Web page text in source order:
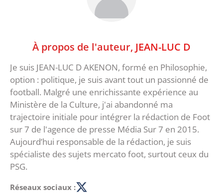
À propos de l'auteur, JEAN-LUC D
Je suis JEAN-LUC D AKENON, formé en Philosophie,
option : politique, je suis avant tout un passionné de
football. Malgré une enrichissante expérience au
Ministère de la Culture, j'ai abandonné ma
trajectoire initiale pour intégrer la rédaction de Foot
sur 7 de l'agence de presse Média Sur 7 en 2015.
Aujourd’hui responsable de la rédaction, je suis
spécialiste des sujets mercato foot, surtout ceux du
PSG.
Réseaux sociaux :